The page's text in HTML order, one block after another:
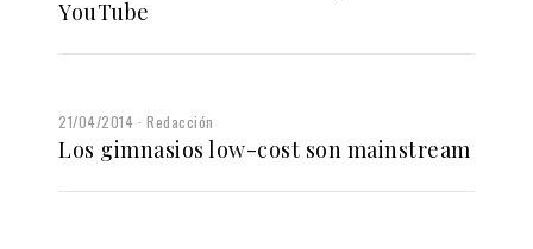
YouTube
21/04/2014 Redacción
Los gimnasios low-cost son mainstream